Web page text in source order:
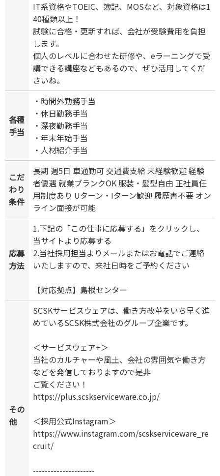
IT系資格やTOEIC、簿記、MOSなど、対象資格は1
40種類以上！
試験に合格・更新すれば、会社が受験費用を負担
します。
個人のレベルに合わせた研修や、eラーニングで受
講できる講座などもあるので、ぜひ活用してくだ
さいね。
各種
手当
・時間外勤務手当
・休日勤務手当
・深夜勤務手当
・年末年始手当
・人材紹介手当
こだ
わり
条件
長期 週5日 車通勤可 交通費支給 未経験歓迎 経験
者優遇 就業ブランクOK 服装・髪型自由 正社員任
用制度あり Uターン・Iターン歓迎 履歴書不要 オン
ライン面接が可能
応募
方法
1.下記の「この仕事に応募する」をクリックし、
当サイトより応募する
2.当社採用担当よりメールまたはお電話でご連絡
いたしますので、来社日時をご予約ください
【対応拠点】島根センター
その
他
SCSKサービスウェアは、働き方改革をいち早く進
めているSCSK株式会社のグループ企業です。
＜サービスウェア+＞
当社のカルチャーや風土、会社の雰囲気や働き方
などを発信しておりますので是非
ご覧ください！
https://plus.scskserviceware.co.jp/
＜採用公式Instagram＞
https://www.instagram.com/scskserviceware_re
cruit/
---------------------